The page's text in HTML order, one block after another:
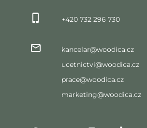
+420 732 296 730
kancelar@woodica.cz
ucetnictvi@woodica.cz
prace@woodica.cz
marketing@woodica.cz